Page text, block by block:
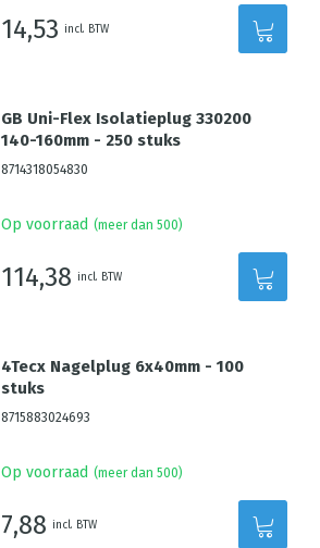
14,53 incl. BTW
GB Uni-Flex Isolatieplug 330200
140-160mm - 250 stuks
8714318054830
Op voorraad (meer dan 500)
114,38 incl. BTW
4Tecx Nagelplug 6x40mm - 100
stuks
8715883024693
Op voorraad (meer dan 500)
7,88 incl. BTW